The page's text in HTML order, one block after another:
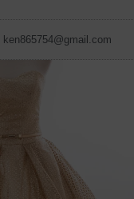
ken865754@gmail.com